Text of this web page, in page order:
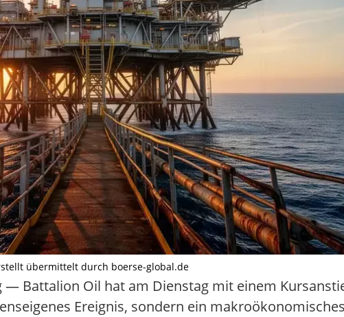
übermittelt durch boerse-global.de
— Battalion Oil hat am Dienstag mit einem
Ereignis, sondern ein